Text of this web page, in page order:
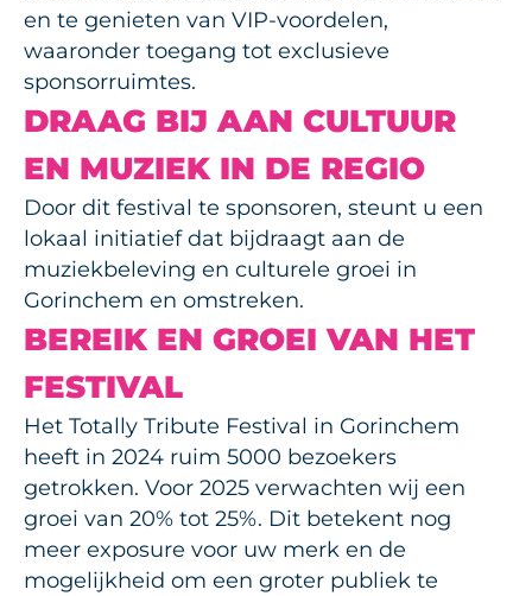
en te genieten van VIP-voordelen,
waaronder toegang tot exclusieve
sponsorruimtes.
DRAAG BIJ AAN CULTUUR
EN MUZIEK IN DE REGIO
Door dit festival te sponsoren, steunt u een
lokaal initiatief dat bijdraagt aan de
muziekbeleving en culturele groei in
Gorinchem en omstreken.
BEREIK EN GROEI VAN HET
FESTIVAL
Het Totally Tribute Festival in Gorinchem
heeft in 2024 ruim 5000 bezoekers
getrokken. Voor 2025 verwachten wij een
groei van 20% tot 25%. Dit betekent nog
meer exposure voor uw merk en de
mogelijkheid om een groter publiek te